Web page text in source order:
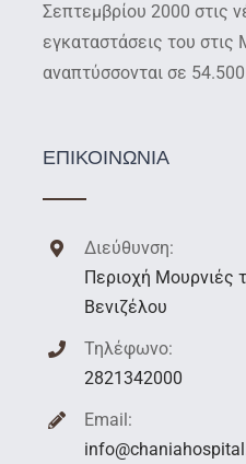
Σεπτεμβρίου 2000 στις
εγκαταστάσεις του
αναπτύσσονται σε
ΕΠΙΚΟΙΝΩΝΙΑ
Διεύθυνση:
Περιοχή Μουρνιές
Βενιζέλου
Τηλέφωνο:
2821342000
Email: